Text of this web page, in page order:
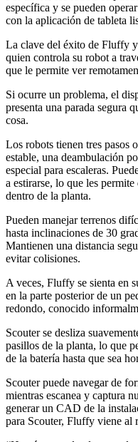
específica y se pueden
con la aplicación de tableta
La clave del éxito de Fluffy
quien controla su robot a
que le permite ver
Si ocurre un problema, el
presenta una parada segura
cosa.
Los robots tienen tres pasos
estable, una deambulación
especial para escaleras.
a estirarse, lo que les
dentro de la planta.
Pueden manejar terrenos
hasta inclinaciones de 30
Mantienen una distancia
evitar colisiones.
A veces, Fluffy se sienta en
en la parte posterior de un
redondo, conocido
Scouter se desliza
pasillos de la planta, lo que
de la batería hasta que sea
Scouter puede navegar de
mientras escanea y captura
generar un CAD de la
para Scouter, Fluffy viene al